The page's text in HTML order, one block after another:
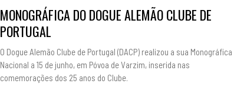
MONOGRÁFICA DO DOGUE ALEMÃO CLUBE DE
PORTUGAL
O Dogue Alemão Clube de Portugal (DACP) realizou a sua Monográfica
Nacional a 15 de junho, em Póvoa de Varzim, inserida nas
comemorações dos 25 anos do Clube.